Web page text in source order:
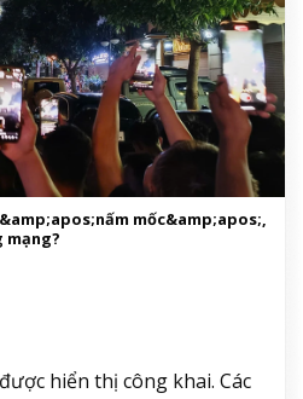
mốc&amp;apos;,
mạng?
hiển thị công khai. Các